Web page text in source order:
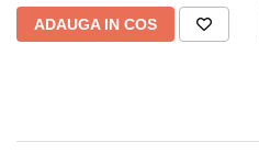
ADAUGA IN COS